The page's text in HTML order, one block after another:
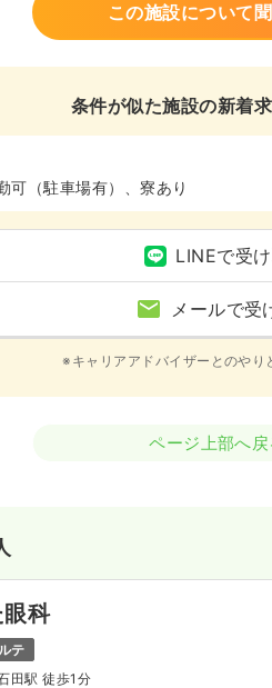
この施設について
条件が似た施設の新着
可（駐車場有）、寮あり
LINEで受
メールで受
※キャリアアドバイザーとのやり
ページ上部へ戻
科
テ
田駅 徒歩1分